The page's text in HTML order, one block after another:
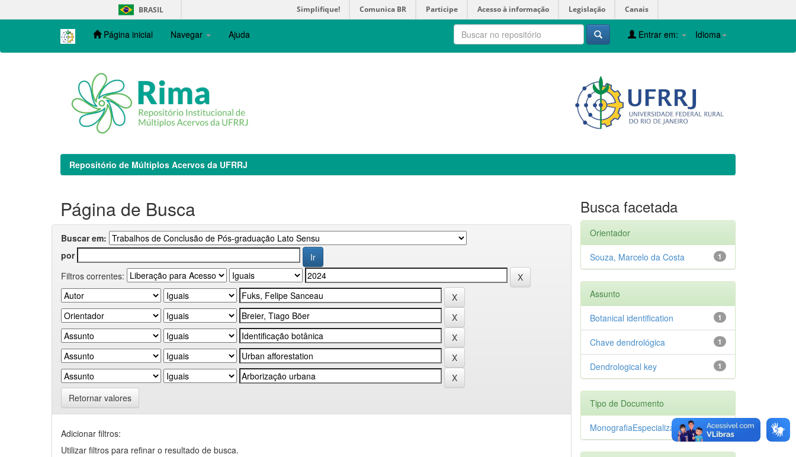
navigation
BRASIL Simplifique! Comunica BR Participe Acesso à informação Legislação Canais
Página inicial Navegar Ajuda Idioma
Entrar em:
Repositório de Múltiplos Acervos da UFRRJ
Página de Busca
Buscar em:
por
Filtros correntes:
Retornar valores
Adicionar filtros:
Utilizar filtros para refinar o resultado de busca.
Busca facetada
Orientador
1
Souza, Marcelo da Costa
Assunto
1
Botanical identification
1
Chave dendrológica
1
Dendrological key
Tipo de Documento
1
MonografiaEspecializacao